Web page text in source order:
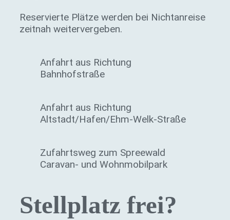
Reservierte Plätze werden bei Nichtanreise
zeitnah weitervergeben.
Anfahrt aus Richtung
Bahnhofstraße
Anfahrt aus Richtung
Altstadt/Hafen/Ehm-Welk-Straße
Zufahrtsweg zum Spreewald
Caravan- und Wohnmobilpark
Stellplatz frei?